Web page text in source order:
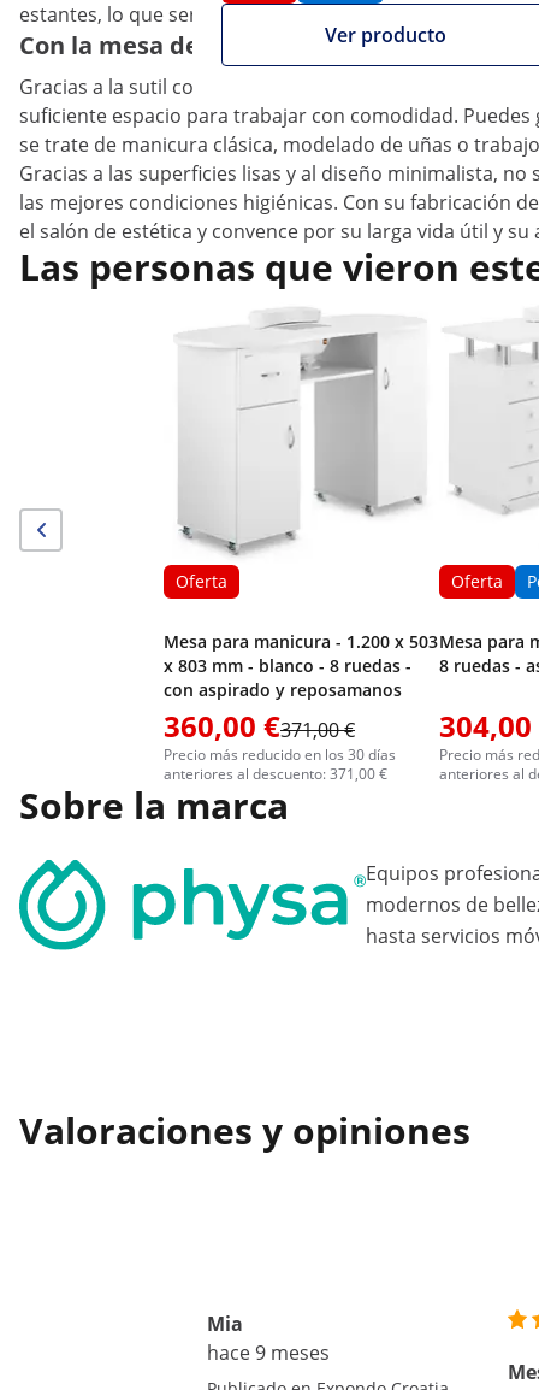
Ver producto
estantes, lo que será todo un punto de atracción en tu
Con la mesa de manicura, physa ofrece
Gracias a la sutil combinación de colores con un
suficiente espacio para trabajar con comodidad.
se trate de manicura clásica, modelado de uñas o
Gracias a las superficies lisas y al diseño minimalista,
las mejores condiciones higiénicas. Con su fabricación
el salón de estética y convence por su larga vida útil y su
Las personas que vieron
Oferta
Mesa para manicura - 1.200 x 503
x 803 mm - blanco - 8 ruedas -
con aspirado y reposamanos
360,00 €371,00 €
Precio más reducido en los 30 días
anteriores al descuento: 371,00 €
Oferta
Mesa para
8 ruedas -
304,00
Precio más
anteriores al
Sobre la marca
Equipos
modernos de
hasta servicios
Valoraciones y opiniones
Mia
hace 9 meses